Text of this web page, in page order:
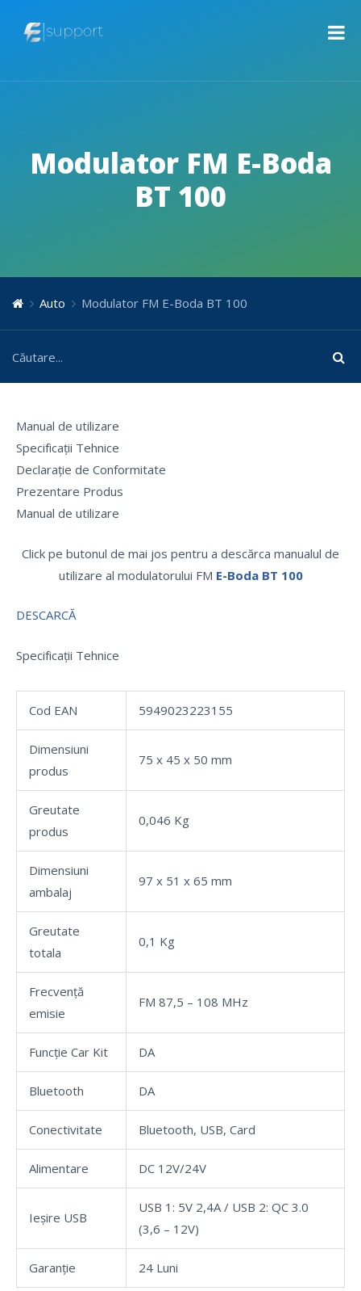
Modulator FM E-Boda
BT 100
Auto Modulator FM E-Boda BT 100
Manual de utilizare
Specificații Tehnice
Declarație de Conformitate
Prezentare Produs
Manual de utilizare
Click pe butonul de mai jos pentru a descărca manualul de
utilizare al modulatorului FM E-Boda BT 100
DESCARCĂ
Specificații Tehnice
Cod EAN 5949023223155
Dimensiuni
produs
75 x 45 x 50 mm
Greutate
produs
0,046 Kg
Dimensiuni
ambalaj
97 x 51 x 65 mm
Greutate
totala
0,1 Kg
Frecvență
emisie
FM 87,5 – 108 MHz
Funcție Car Kit DA
Bluetooth DA
Conectivitate Bluetooth, USB, Card
Alimentare DC 12V/24V
Ieșire USB
USB 1: 5V 2,4A / USB 2: QC 3.0
(3,6 – 12V)
Garanție 24 Luni